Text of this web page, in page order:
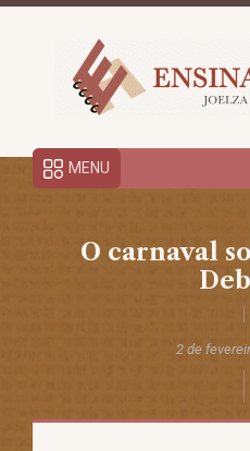
MENU
O carnaval
2 de